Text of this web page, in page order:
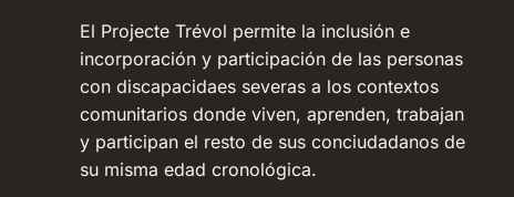
El Projecte Trévol permite la inclusión e
incorporación y participación de las personas
con discapacidaes severas a los contextos
comunitarios donde viven, aprenden, trabajan
y participan el resto de sus conciudadanos de
su misma edad cronológica.